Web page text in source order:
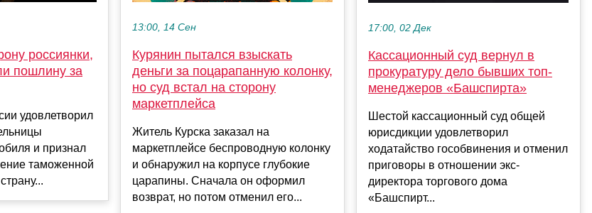
россиянки,
пошлину за
удовлетворил
и признал
таможенной
13:00, 14 Сен
Курянин пытался взыскать
деньги за поцарапанную колонку,
но суд встал на сторону
маркетплейса
Житель Курска заказал на
маркетплейсе беспроводную колонку
и обнаружил на корпусе глубокие
царапины. Сначала он оформил
возврат, но потом отменил его...
17:00, 02 Дек
Кассационный суд вернул в
прокуратуру дело бывших топ-
менеджеров «Башспирта»
Шестой кассационный суд общей
юрисдикции удовлетворил
ходатайство гособвинения и отменил
приговоры в отношении экс-
директора торгового дома
«Башспирт...